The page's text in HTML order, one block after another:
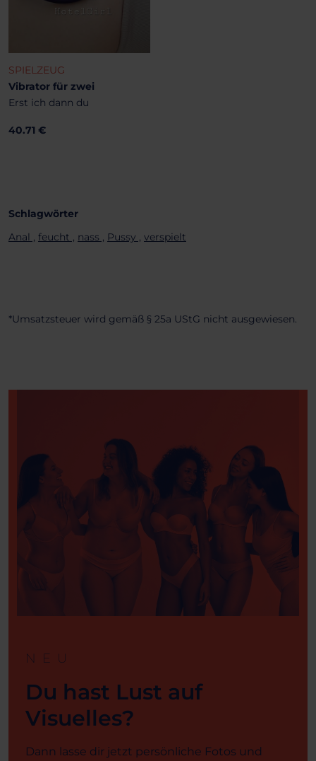
SPIELZEUG
Vibrator für zwei
Erst ich dann du
40.71 €
Schlagwörter
Anal , feucht , nass , Pussy , verspielt
*Umsatzsteuer wird gemäß § 25a UStG nicht ausgewiesen.
NEU
Du hast Lust auf
Visuelles?
Dann lasse dir jetzt persönliche Fotos und